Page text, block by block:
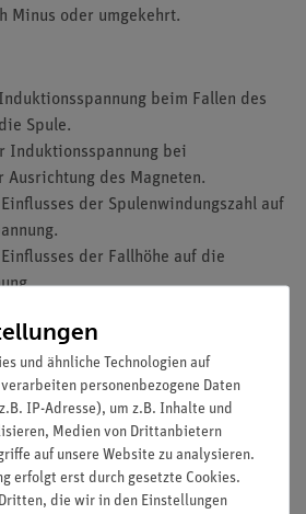
Minus oder umgekehrt.
beim Fallen des
Spule.
Induktionsspannung bei
des Magneten.
der Spulenwindungszahl auf
der Fallhöhe auf die
und ähnliche Technologien auf
personenbezogene Daten
IP-Adresse), um z.B. Inhalte und
Medien von Drittanbietern
auf unsere Website zu analysieren.
erfolgt erst durch gesetzte Cookies.
die wir in den Einstellungen